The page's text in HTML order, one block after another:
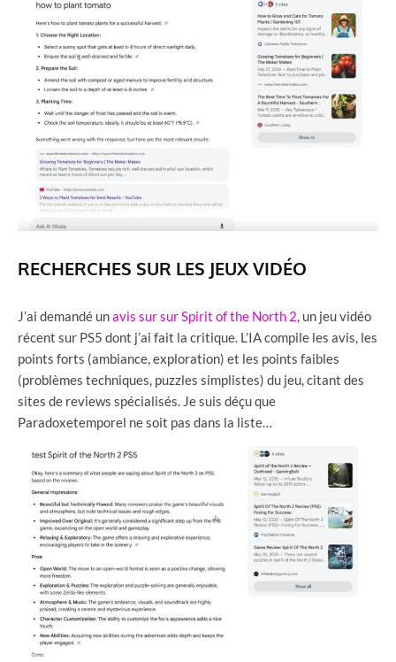
RECHERCHES SUR LES JEUX VIDÉO
J’ai demandé unavis sur sur Spirit of the North 2, un jeu vidéo
récent sur PS5 dont j’ai fait la critique. L’IA compile les avis, les
points forts (ambiance, exploration) et les points faibles
(problèmes techniques, puzzles simplistes) du jeu, citant des
sites de reviews spécialisés. Je suis déçu que
Paradoxetemporel ne soit pas dans la liste…